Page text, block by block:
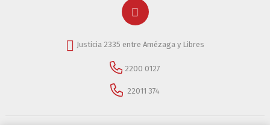
Justicia 2335 entre Amézaga y Libres
2200 0127
22011 374